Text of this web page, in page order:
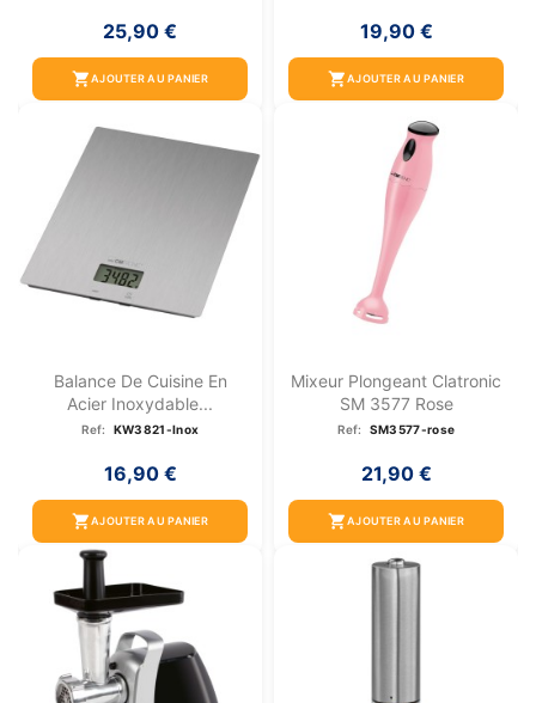
25,90 €
shopping_cartAJOUTER AU PANIER
19,90 €
shopping_cartAJOUTER AU PANIER
Balance De Cuisine En
Acier Inoxydable...
Ref: KW3821-Inox
16,90 €
shopping_cartAJOUTER AU PANIER
Mixeur Plongeant Clatronic
SM 3577 Rose
Ref: SM3577-rose
21,90 €
shopping_cartAJOUTER AU PANIER